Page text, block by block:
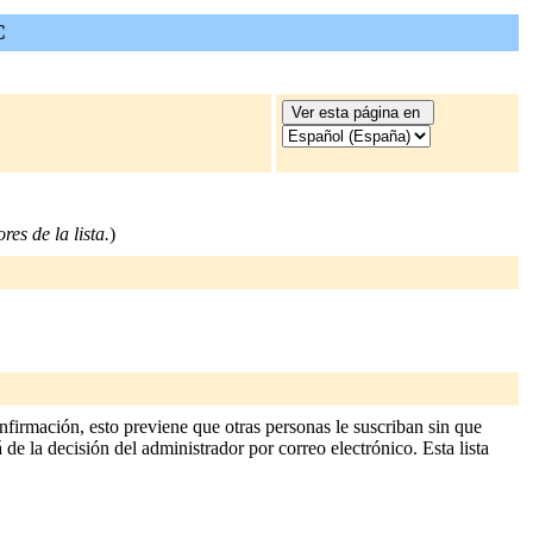
de la lista.)
esto previene que otras personas le suscriban sin que
la decisión del administrador por correo electrónico. Esta lista